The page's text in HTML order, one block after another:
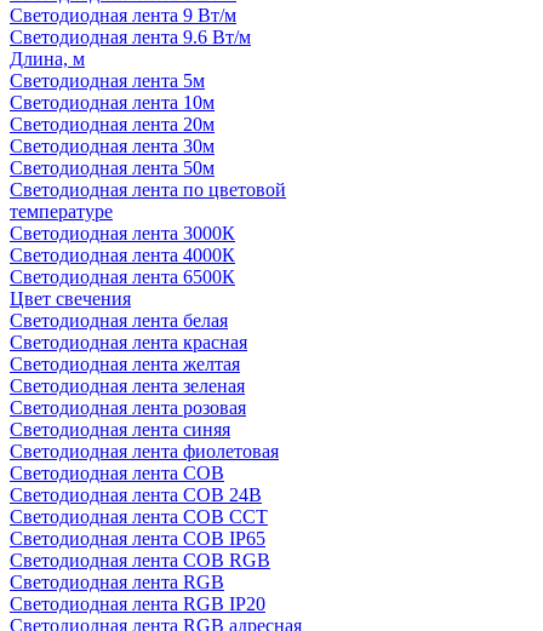
Светодиодная лента 9 Вт/м
Светодиодная лента 9.6 Вт/м
Длина, м
Светодиодная лента 5м
Светодиодная лента 10м
Светодиодная лента 20м
Светодиодная лента 30м
Светодиодная лента 50м
Светодиодная лента по цветовой
температуре
Светодиодная лента 3000К
Светодиодная лента 4000К
Светодиодная лента 6500К
Цвет свечения
Светодиодная лента белая
Светодиодная лента красная
Светодиодная лента желтая
Светодиодная лента зеленая
Светодиодная лента розовая
Светодиодная лента синяя
Светодиодная лента фиолетовая
Светодиодная лента COB
Светодиодная лента COB 24В
Светодиодная лента COB CCT
Светодиодная лента COB IP65
Светодиодная лента COB RGB
Светодиодная лента RGB
Светодиодная лента RGB IP20
Светодиодная лента RGB адресная